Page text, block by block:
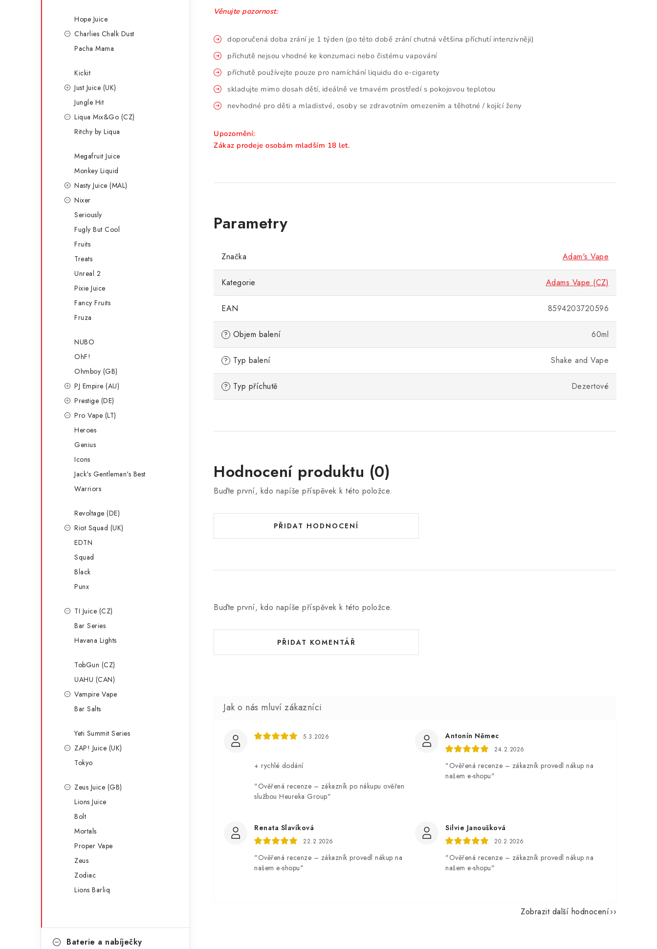
Hope Juice
Charlies Chalk Dust
Pacha Mama
Kickit
Just Juice (UK)
Jungle Hit
Liqua Mix&Go (CZ)
Ritchy by Liqua
Megafruit Juice
Monkey Liquid
Nasty Juice (MAL)
Nixer
Seriously
Fugly But Cool
Fruits
Treats
Unreal 2
Pixie Juice
Fancy Fruits
Fruza
NUBO
OhF!
Ohmboy (GB)
PJ Empire (AU)
Prestige (DE)
Pro Vape (LT)
Heroes
Genius
Icons
Jack's Gentleman's Best
Warriors
Revoltage (DE)
Riot Squad (UK)
EDTN
Squad
Black
Punx
TI Juice (CZ)
Bar Series
Havana Lights
TobGun (CZ)
UAHU (CAN)
Vampire Vape
Bar Salts
Yeti Summit Series
ZAP! Juice (UK)
Tokyo
Zeus Juice (GB)
Lions Juice
Bolt
Mortals
Proper Vape
Zeus
Zodiac
Lions Barliq
Baterie a nabíječky
Věnujte pozornost:
doporučená doba zrání je 1 týden (po této době zrání chutná většina příchutí intenzivněji)
příchutě nejsou vhodné ke konzumaci nebo čistému vapování
příchutě používejte pouze pro namíchání liquidu do e-cigarety
skladujte mimo dosah dětí, ideálně ve tmavém prostředí s pokojovou teplotou
nevhodné pro děti a mladistvé, osoby se zdravotním omezením a těhotné / kojící ženy
Upozornění:
Zákaz prodeje osobám mladším 18 let.
Značka Adam's Vape
Kategorie Adams Vape (CZ)
EAN 8594203720596
? Objem balení 60ml
? Typ balení Shake and Vape
? Typ příchutě Dezertové
Hodnocení produktu (0)
Buďte první, kdo napíše příspěvek k této položce.
PŘIDAT HODNOCENÍ
Buďte první, kdo napíše příspěvek k této položce.
PŘIDAT KOMENTÁŘ
5.3.2026
+ rychlé dodání
"Ověřená recenze – zákazník po nákupu ověřen
službou Heureka Group"
Antonín Němec
24.2.2026
"Ověřená recenze – zákazník provedl nákup na
našem e-shopu"
Renata Slavíková
22.2.2026
"Ověřená recenze – zákazník provedl nákup na
našem e-shopu"
Silvie Janoušková
20.2.2026
"Ověřená recenze – zákazník provedl nákup na
našem e-shopu"
Zobrazit další hodnocení